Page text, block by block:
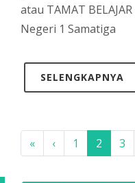
atau TAMAT
Negeri 1 Samatiga
SELENGKAPNYA
« ‹ 1 2 3